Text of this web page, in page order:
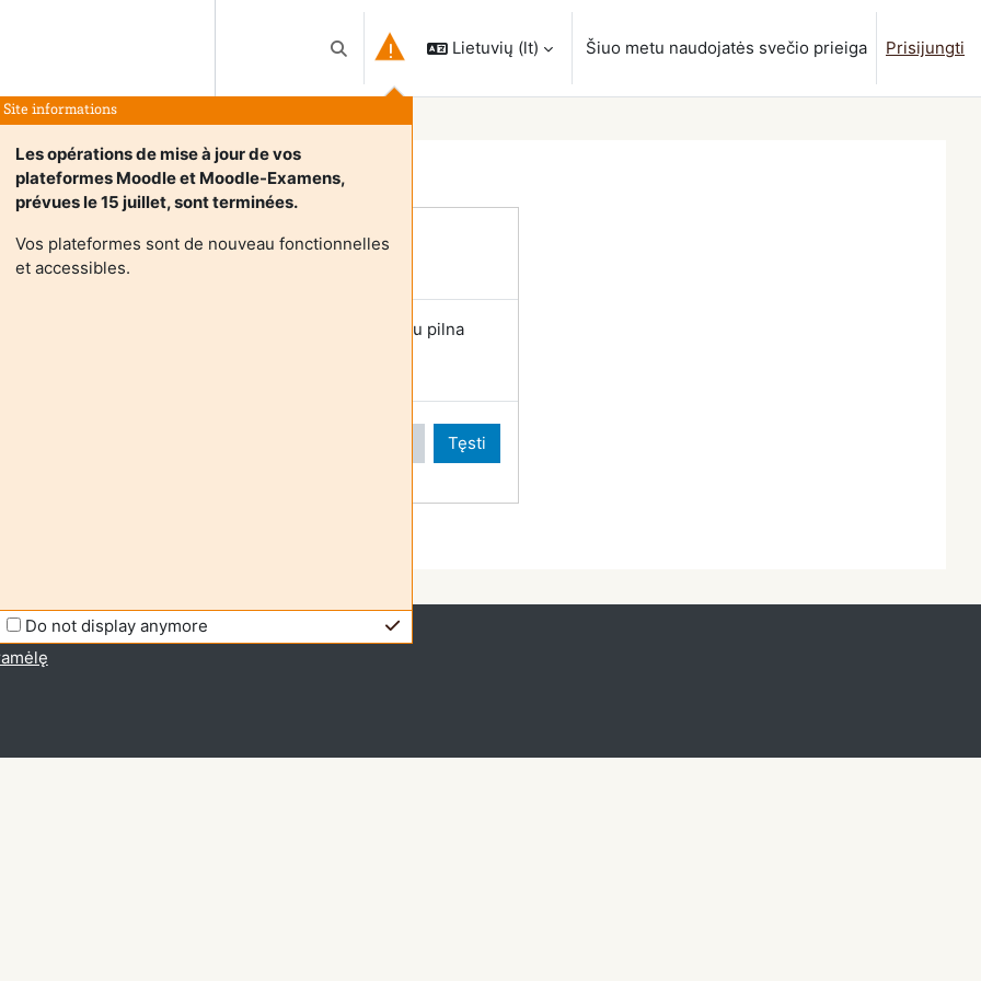
Perjungti paieškos įvestį
Site informations
Les opérations de mise à jour de vos
plateformes Moodle et Moodle-Examens,
prévues le 15 juillet, sont terminées.
Vos plateformes sont de nouveau fonctionnelles
et accessibles.
Do not display anymore
Lietuvių ‎(lt)‎ Šiuo metu naudojatės svečio prieiga Prisijungti
required
negali pasiekti naudotojo profilio. Prisijunkite su pilna
paskyra, kad tęsti.
Tęsti
prieiga (Prisijungti)